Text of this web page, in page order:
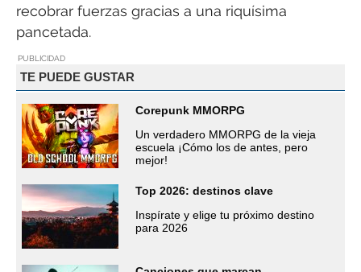
recobrar fuerzas gracias a una riquísima
pancetada.
PUBLICIDAD
TE PUEDE GUSTAR
Corepunk MMORPG
Un verdadero MMORPG de la vieja
escuela ¡Cómo los de antes, pero
mejor!
Top 2026: destinos clave
Inspírate y elige tu próximo destino
para 2026